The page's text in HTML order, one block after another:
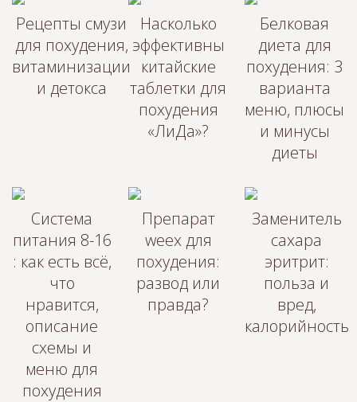
Рецепты смузи
для похудения,
витаминизации
и детокса
Насколько
эффективны
китайские
таблетки для
похудения
«ЛиДа»?
Белковая
диета для
похудения: 3
варианта
меню, плюсы
и минусы
диеты
Система
питания 8-16
: как есть всё,
что
нравится,
описание
схемы и
меню для
похудения
Препарат
weex для
похудения:
развод или
правда?
Заменитель
сахара
эритрит:
польза и
вред,
калорийность